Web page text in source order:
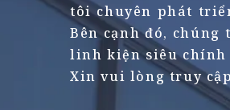
tôi chuyên phát
Bên cạnh đó,
linh kiện siêu chính
Xin vui lòng truy